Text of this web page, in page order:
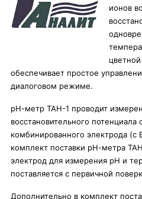
ионов
обеспечивает простое
диалоговом режиме.
рН-метр ТАН-1 проводит
восстановительного
комбинированного электрода
комплект поставки рН-метра
электрод для измерения рН и
поставляется с первичной
Дополнительно в комплект